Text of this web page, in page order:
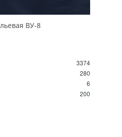
ВУ-8
3374
280
6
200